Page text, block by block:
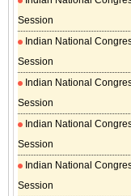
Session
Indian National
Session
Indian National
Session
Indian National
Session
Indian National
Session